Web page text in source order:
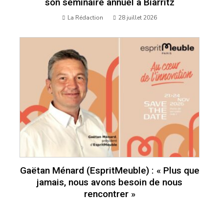
La Rédaction 28 juillet 2026
Gaëtan Ménard (EspritMeuble) : « Plus que
jamais, nous avons besoin de nous
rencontrer »